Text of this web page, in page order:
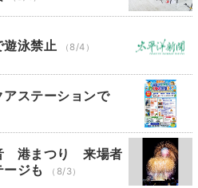
泳禁止 （8/4）
ステーションで
港まつり 来場者
ジも
（8/3）